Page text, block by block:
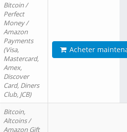
Bitcoin /
Perfect
Money /
Amazon
Payments
(Visa,
Mastercard,
Amex,
Discover
Card, Diners
Club, JCB)
Acheter
Bitcoin,
Altcoins /
Amazon Gift